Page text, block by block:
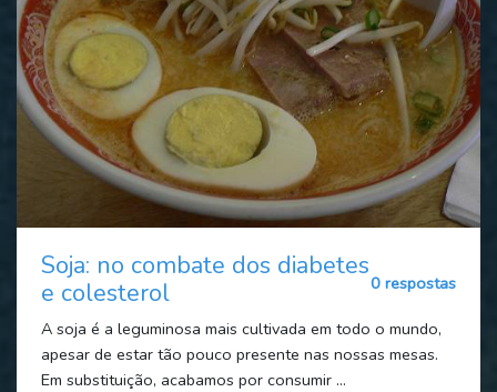
Soja: no combate dos diabetes
e colesterol
0 respostas
A soja é a leguminosa mais cultivada em todo o mundo,
apesar de estar tão pouco presente nas nossas mesas.
Em substituição, acabamos por consumir ...